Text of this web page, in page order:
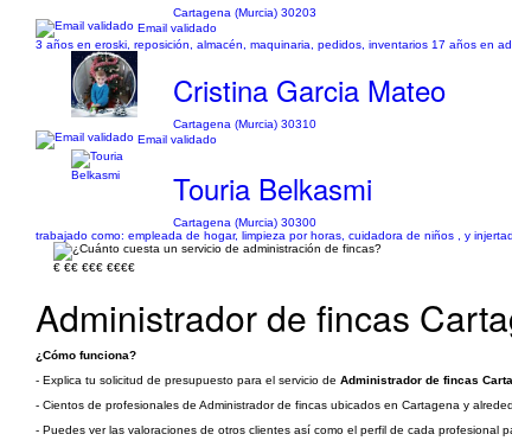
Cartagena (Murcia) 30203
Email validado
3 años en eroski, reposición, almacén, maquinaria, pedidos, inventarios 17 años en
Cristina Garcia Mateo
Cartagena (Murcia) 30310
Email validado
Touria Belkasmi
Cartagena (Murcia) 30300
trabajado como: empleada de hogar, limpieza por horas, cuidadora de niños , y
€ €€ €€€ €€€€
Administrador de fincas
¿Cómo funciona?
- Explica tu solicitud de presupuesto para el servicio de Administrador de fincas
- Cientos de profesionales de Administrador de fincas ubicados en Cartagena y
- Puedes ver las valoraciones de otros clientes así como el perfil de cada profesional